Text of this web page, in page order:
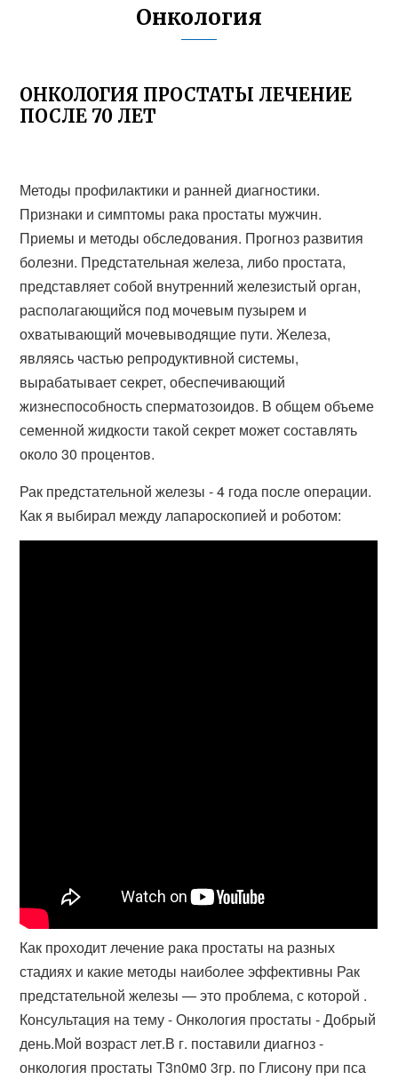
Онкология
ОНКОЛОГИЯ ПРОСТАТЫ ЛЕЧЕНИЕ
ПОСЛЕ 70 ЛЕТ
Методы профилактики и ранней диагностики.
Признаки и симптомы рака простаты мужчин.
Приемы и методы обследования. Прогноз развития
болезни. Предстательная железа, либо простата,
представляет собой внутренний железистый орган,
располагающийся под мочевым пузырем и
охватывающий мочевыводящие пути. Железа,
являясь частью репродуктивной системы,
вырабатывает секрет, обеспечивающий
жизнеспособность сперматозоидов. В общем объеме
семенной жидкости такой секрет может составлять
около 30 процентов.
Рак предстательной железы - 4 года после операции.
Как я выбирал между лапароскопией и роботом:
Как проходит лечение рака простаты на разных
стадиях и какие методы наиболее эффективны Рак
предстательной железы — это проблема, с которой .
Консультация на тему - Онкология простаты - Добрый
день.Мой возраст лет.В г. поставили диагноз -
онкология простаты Т3n0м0 3гр. по Глисону при пса